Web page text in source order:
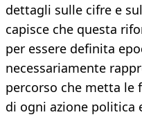
dettagli sulle cifre e
capisce che questa
per essere definita
necessariamente
percorso che metta le
di ogni azione politica